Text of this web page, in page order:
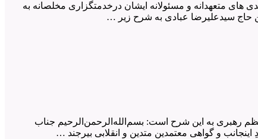
های متعهدانه و مسئولانه ایشان درخدمتگزاری مخلصانه به
حاج سیدعلیرضا عبادی به شرح زیر …
رهبری به این شرح است: بسم‌الله‌الرحمن‌الرحیم جناب
و گواهی معتمدینِ متدین و انقلابی بیرجند …